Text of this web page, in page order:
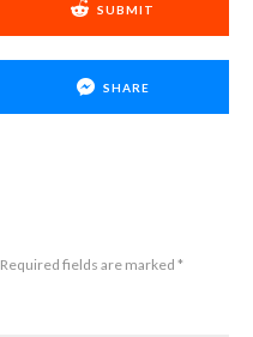
SUBMIT
SHARE
Required fields are marked *